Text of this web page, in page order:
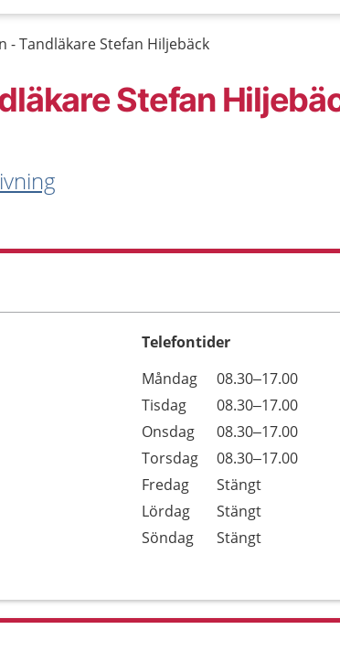
- Tandläkare Stefan Hiljebäck
Stefan
Telefontider
Dag
Öppettider
Kommentarer
Måndag
08.30–17.00
Tisdag
08.30–17.00
Onsdag
08.30–17.00
Torsdag
08.30–17.00
Fredag
Stängt
Lördag
Stängt
Söndag
Stängt